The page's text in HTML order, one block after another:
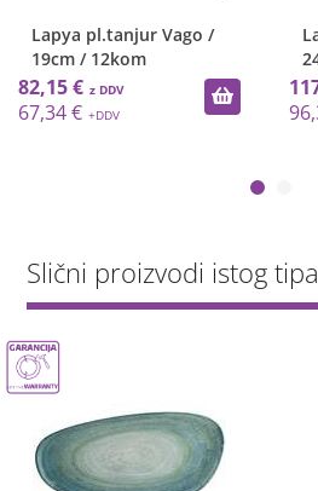
Lapya pl.tanjur Vago /
19cm / 12kom
82,15 €
67,34 €
Slični proizvodi istog tipa